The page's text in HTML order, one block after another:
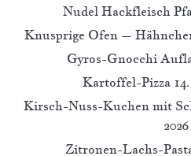
Nudel Hackfleisch
Knusprige Ofen –
Gyros-Gnocchi
Kartoffel-Pizza
Kirsch-Nuss-Kuchen mit
2026
Zitronen-Lachs-